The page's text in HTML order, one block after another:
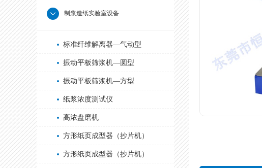
制浆造纸实验室设备
标准纤维解离器—气动型
振动平板筛浆机—圆型
振动平板筛浆机—方型
纸浆浓度测试仪
高浓盘磨机
方形纸页成型器（抄片机）
方形纸页成型器（抄片机）